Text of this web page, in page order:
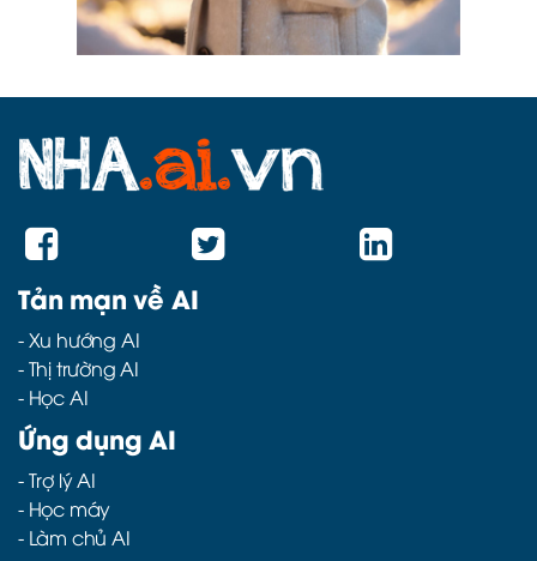
Tản mạn về AI
-Xu hướng AI
-Thị trường AI
- Học AI
Ứng dụng AI
-Trợ lý AI
- Học máy
- Làm chủ AI